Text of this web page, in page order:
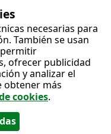
necesarias para
También se usan
ofrecer publicidad
y analizar el
obtener más
cookies.